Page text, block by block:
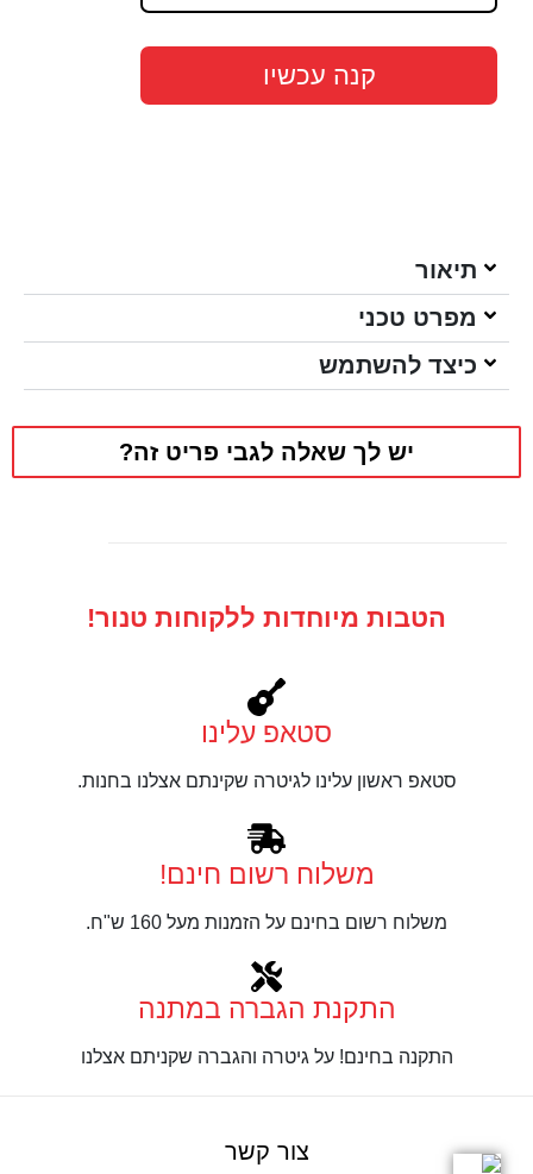
קנה עכשיו
תיאור
מפרט טכני
כיצד להשתמש
יש לך שאלה לגבי פריט זה?
הטבות מיוחדות ללקוחות טנור!
סטאפ עלינו
סטאפ ראשון עלינו לגיטרה שקינתם אצלנו בחנות.
משלוח רשום חינם!
משלוח רשום בחינם על הזמנות מעל 160 ש"ח.
התקנת הגברה במתנה
התקנה בחינם! על גיטרה והגברה שקניתם אצלנו
צור קשר